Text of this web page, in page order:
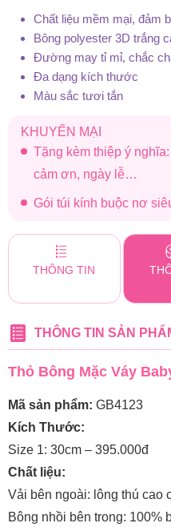
Chất liệu mềm mại, đảm
Bông polyester 3D trắng
Đường may tỉ mỉ, chắc
Đa dạng kích thước
Màu sắc tươi tắn
KHUYẾN MẠI
Tặng kèm thiệp ý
cảm ơn, ngày lễ…
Gói túi kính buộc nơ
THÔNG TIN
THÔNG TIN SẢN
Thỏ Bông Mặc Váy
Mã sản phẩm: GB4123
Kích Thước:
Size 1: 30cm – 395.000đ
Chất liệu:
Vải bên ngoài: lông thú cao
Bông nhồi bên trong: 100%